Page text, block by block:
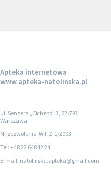
Apteka internetowa
www.apteka-natolinska.pl
ul. Sengera „Cichego” 3, 02-793
Warszawa
Nr zezwolenia: WIF.Z-1/2003
Tel: +48 22 648 42 24
E-mail: natolinska.apteka@gmail.com